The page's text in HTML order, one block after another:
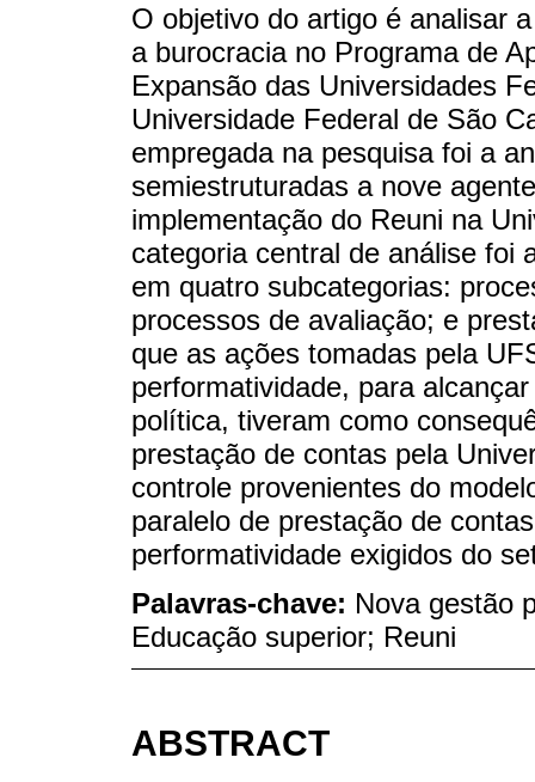
O objetivo do artigo é analisar
a burocracia no Programa de
Expansão das Universidades
Universidade Federal de São
empregada na pesquisa foi a
semiestruturadas a nove
implementação do Reuni na
categoria central de análise foi
em quatro subcategorias:
processos de avaliação; e
que as ações tomadas pela
performatividade, para
política, tiveram como
prestação de contas pela
controle provenientes do
paralelo de prestação de
performatividade exigidos do
Palavras-chave: Nova gestão
Educação superior; Reuni
ABSTRACT